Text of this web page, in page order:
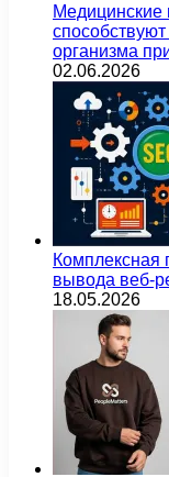
Медицинские
организма
02.06.2026
Комплексная
вывода веб-
18.05.2026